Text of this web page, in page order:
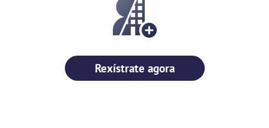
Rexístrate agora